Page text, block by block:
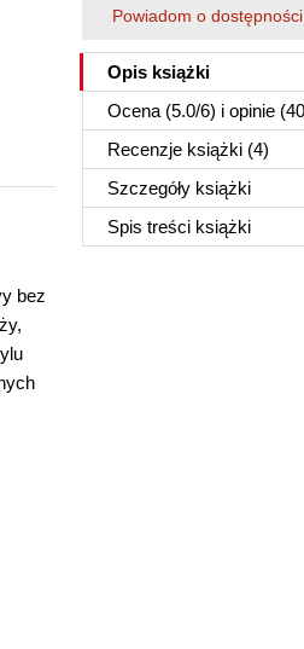
Powiadom o
Opis książki
Ocena (5.0/6) i opinie
Recenzje książki (4)
Szczegóły książki
Spis treści książki
bez